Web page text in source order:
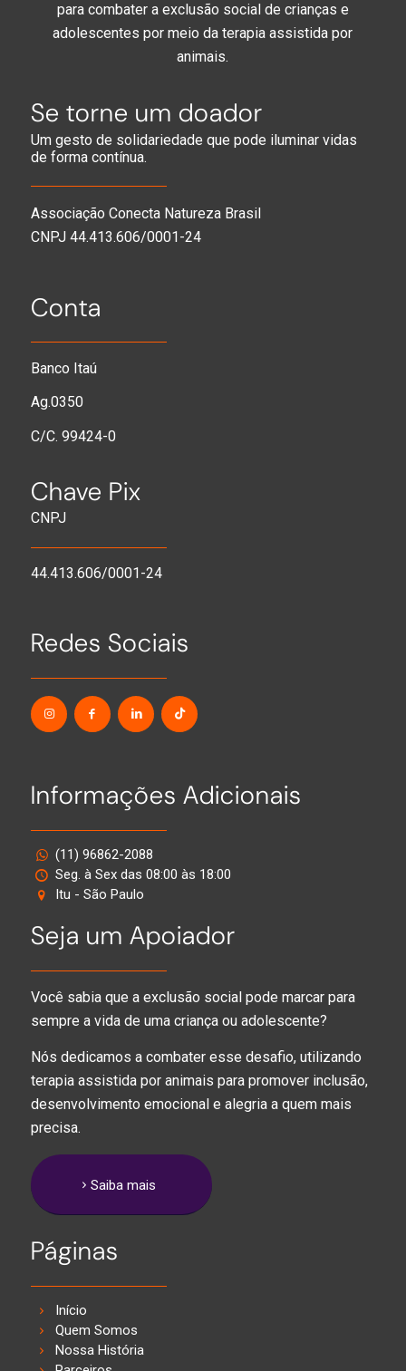
para combater a exclusão social de crianças e
adolescentes por meio da terapia assistida por
animais.
Se torne um doador
Um gesto de solidariedade que pode iluminar vidas
de forma contínua.
Associação Conecta Natureza Brasil
CNPJ 44.413.606/0001-24
Conta
Banco Itaú
Ag.0350
C/C. 99424-0
Chave Pix
CNPJ
44.413.606/0001-24
Redes Sociais
Informações Adicionais
(11) 96862-2088
Seg. à Sex das 08:00 às 18:00
Itu - São Paulo
Seja um Apoiador
Você sabia que a exclusão social pode marcar para
sempre a vida de uma criança ou adolescente?
Nós dedicamos a combater esse desafio, utilizando
terapia assistida por animais para promover inclusão,
desenvolvimento emocional e alegria a quem mais
precisa.
Saiba mais
Páginas
Início
Quem Somos
Nossa História